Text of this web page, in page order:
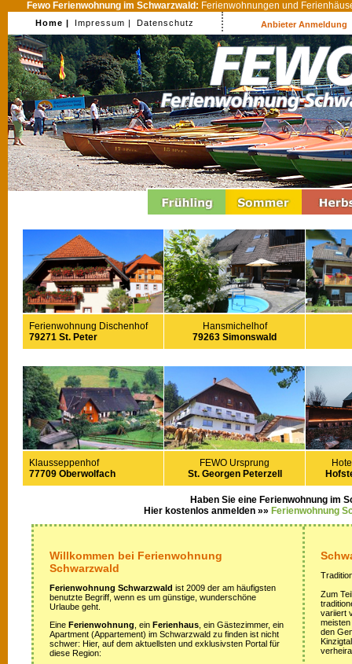
Fewo Ferienwohnung im Schwarzwald: Ferienwohnungen und
Home | Impressum | Datenschutz Anbieter Anmeldung
Ferienwohnung Dischenhof
79271 St. Peter
Hansmichelhof
79263 Simonswald
Klausseppenhof
77709 Oberwolfach
FEWO Ursprung
St. Georgen Peterzell
Haben Sie eine Ferienwohnung im
Hier kostenlos anmelden »» Ferienwohnung
Willkommen bei Ferienwohnung
Schwarzwald
Ferienwohnung Schwarzwald ist 2009 der am häufigsten
benutzte Begriff, wenn es um günstige, wunderschöne
Urlaube geht.
Eine Ferienwohnung , ein Ferienhaus , ein Gästezimmer, ein
Apartment (Appartement) im Schwarzwald zu finden ist nicht
schwer: Hier, auf dem aktuellsten und exklusivsten Portal für
diese Region:
Zum
variiert
den